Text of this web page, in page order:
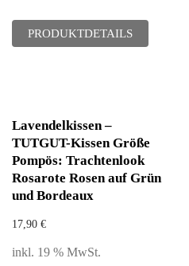
PRODUKTDETAILS
Lavendelkissen –
TUTGUT-Kissen Größe
Pompös: Trachtenlook
Rosarote Rosen auf Grün
und Bordeaux
17,90 €
inkl. 19 % MwSt.